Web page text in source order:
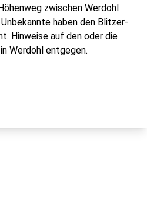
zwischen Werdohl
haben den Blitzer-
Hinweise auf den oder die
Werdohl entgegen.